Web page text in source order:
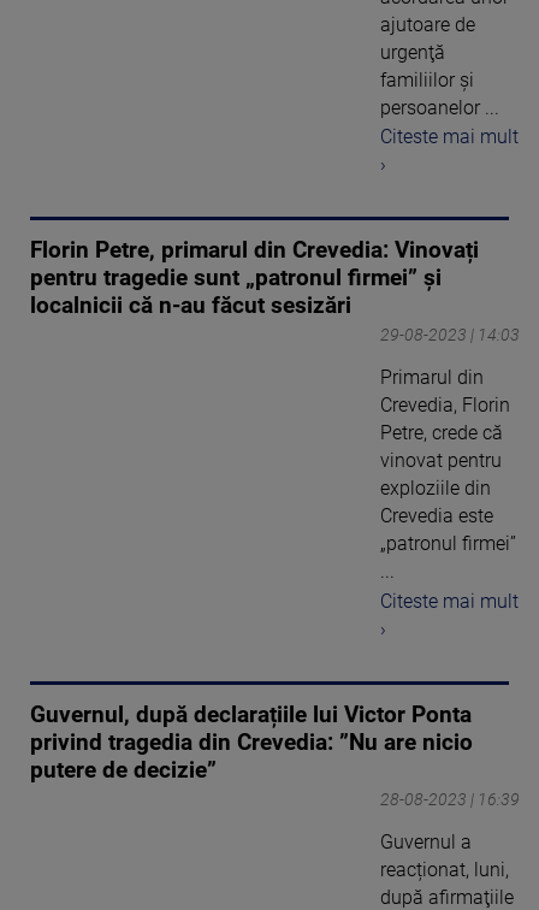
ajutoare de
urgenţă
familiilor şi
persoanelor ...
Citeste mai mult
›
Florin Petre, primarul din Crevedia: Vinovați
pentru tragedie sunt „patronul firmei” și
localnicii că n-au făcut sesizări
29-08-2023 | 14:03
Primarul din
Crevedia, Florin
Petre, crede că
vinovat pentru
exploziile din
Crevedia este
„patronul firmei”
...
Citeste mai mult
›
Guvernul, după declarațiile lui Victor Ponta
privind tragedia din Crevedia: ”Nu are nicio
putere de decizie”
28-08-2023 | 16:39
Guvernul a
reacționat, luni,
după afirmaţiile